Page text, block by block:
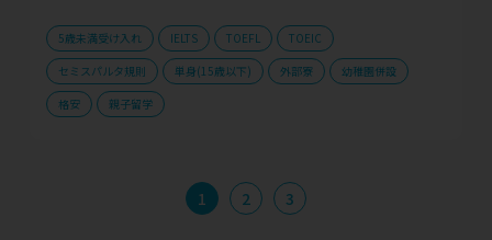
5歳未満受け入れ IELTS TOEFL
TOEIC
セミスパルタ規則
単身(15歳以下) 外部寮
幼稚園併設
格安
親子留学
1 2 3